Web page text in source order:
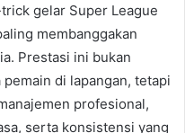
gelar Super League
membanggakan
Prestasi ini bukan
di lapangan, tetapi
profesional,
serta konsistensi yang